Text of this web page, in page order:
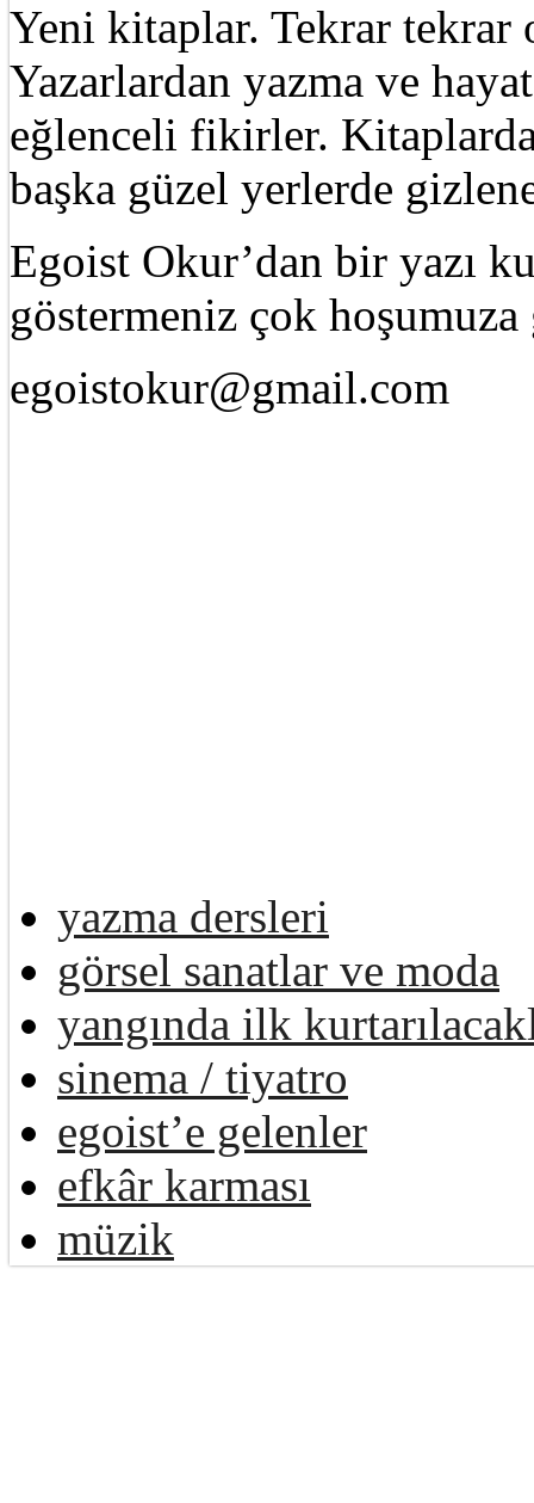
Yeni kitaplar. Tekrar tekrar
Yazarlardan yazma ve
eğlenceli fikirler.
başka güzel yerlerde
Egoist Okur’dan bir yazı
göstermeniz çok
egoistokur@gmail.com
yazma dersleri
görsel sanatlar ve moda
yangında ilk
sinema / tiyatro
egoist’e gelenler
efkâr karması
müzik